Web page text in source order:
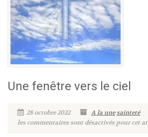
Une fenêtre vers le ciel
28 octobre 2022 A la unesainteté
les commentaires sont désactivés pour cet